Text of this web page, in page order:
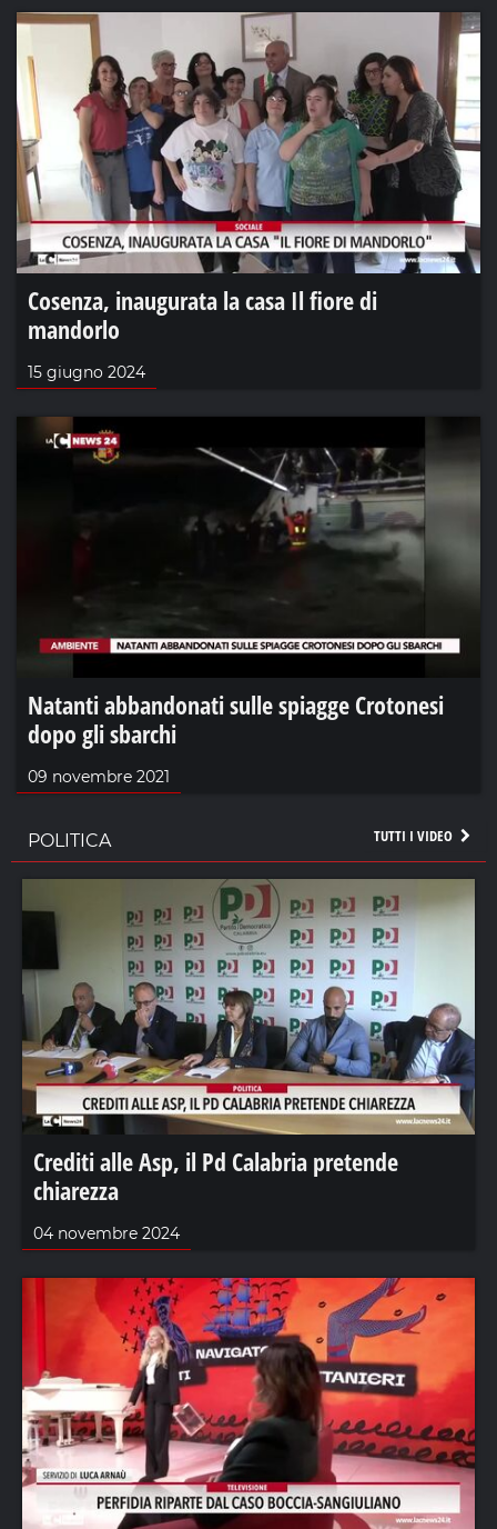
Cosenza, inaugurata la casa Il fiore di
mandorlo
15 giugno 2024
Natanti abbandonati sulle spiagge Crotonesi
dopo gli sbarchi
09 novembre 2021
TUTTI I VIDEO
POLITICA
Crediti alle Asp, il Pd Calabria pretende
chiarezza
04 novembre 2024